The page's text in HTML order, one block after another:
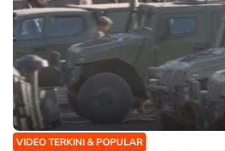
VIDEO TERKINI & POPULAR